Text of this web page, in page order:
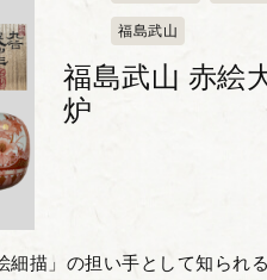
福島武山
福島武山 赤絵
炉
細描」の担い手として知られ